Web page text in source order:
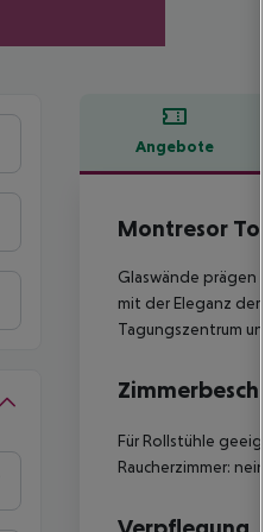
Angebote
Montresor
Glaswände prägen
mit der Eleganz
Tagungszentrum
Für Rollstühle
Raucherzimmer: